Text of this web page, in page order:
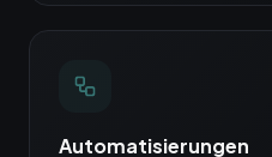
Automatisierungen